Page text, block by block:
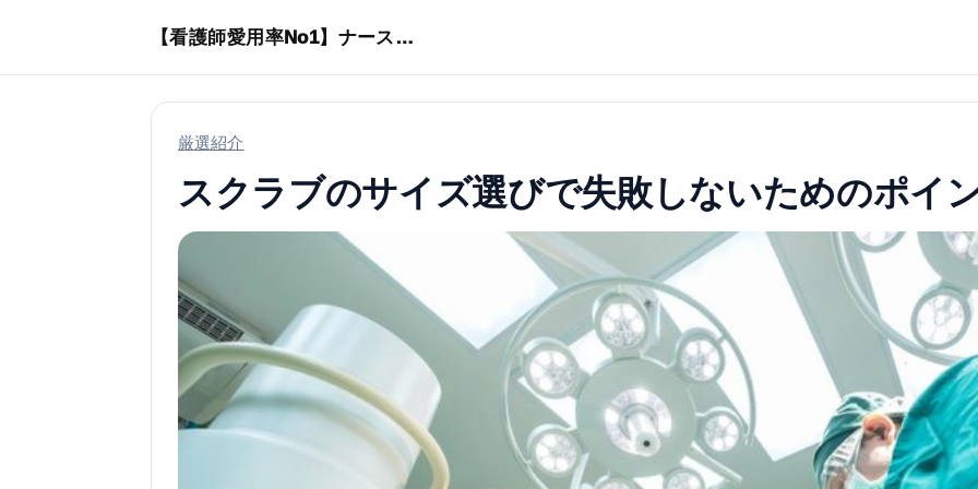
【看護師愛用率No1】ナースリーで人気の商品はコレ
厳選紹介
スクラブのサイズ選びで失敗しないためのポイ